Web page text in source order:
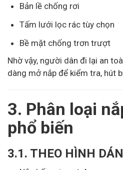
Bản lề chống rơi
Tấm lưới lọc rác tùy chọn
Bề mặt chống trơn trượt
Nhờ vậy, người dân đi lại an
dàng mở nắp để kiểm tra, hút
3. Phân loại
phổ biến
3.1. THEO HÌNH